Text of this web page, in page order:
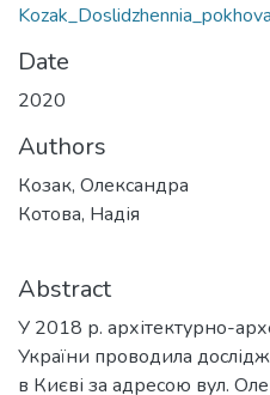
Date
2020
Authors
Козак, Олександра
Котова, Надія
Abstract
У 2018 р. архітектурно-
України проводила
в Києві за адресою вул.